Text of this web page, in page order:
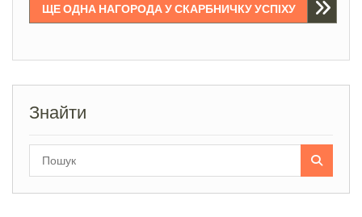
ЩЕ ОДНА НАГОРОДА У СКАРБНИЧКУ УСПІХУ
Знайти